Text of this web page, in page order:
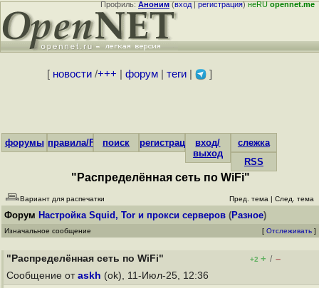
Профиль:Аноним(вход|регистрация)неRUopennet.me
[ новости/+++ форум| теги| ]
форумы правила/FAQпоиск регистрациявход/
выход
слежка
RSS
"Распределённая сеть по WiFi"
Вариант для распечатки Пред. тема | След. тема
Форум Настройка Squid, Tor и прокси серверов (Разное)
Изначальное сообщение [ Отслеживать ]
"Распределённая сеть по WiFi" +2 + / –
Сообщение от askh (ok), 11-Июл-25, 12:36